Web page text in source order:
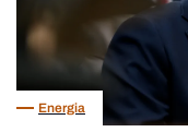
Energia